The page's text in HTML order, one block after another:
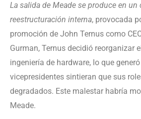
La salida de Meade se produce en un
reestructuración interna, provocada
promoción de John Ternus como
Gurman, Ternus decidió reorganizar
ingeniería de hardware, lo que
vicepresidentes sintieran que sus
degradados. Este malestar habría
Meade.